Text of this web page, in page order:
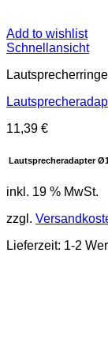
Add to wishlist
Schnellansicht
Lautsprecherringe
11,39 €
Lautsprecheradapter
inkl. 19 % MwSt.
zzgl.
Lieferzeit: 1-2